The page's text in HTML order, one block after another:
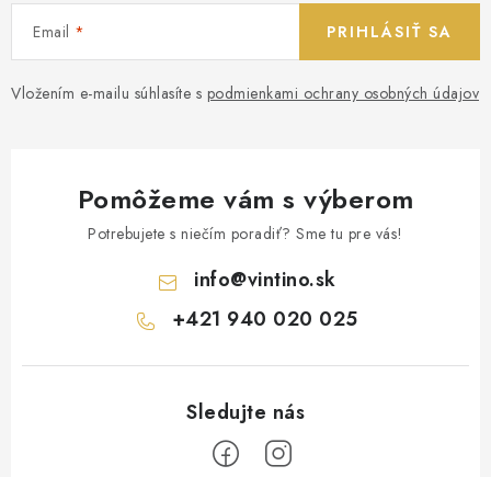
Email
Vložením e-mailu súhlasíte s podmienkami ochrany osobných údajov
PRIHLÁSIŤ SA
Pomôžeme vám s výberom
Potrebujete s niečím poradiť? Sme tu pre vás!
info@vintino.sk
+421 940 020 025